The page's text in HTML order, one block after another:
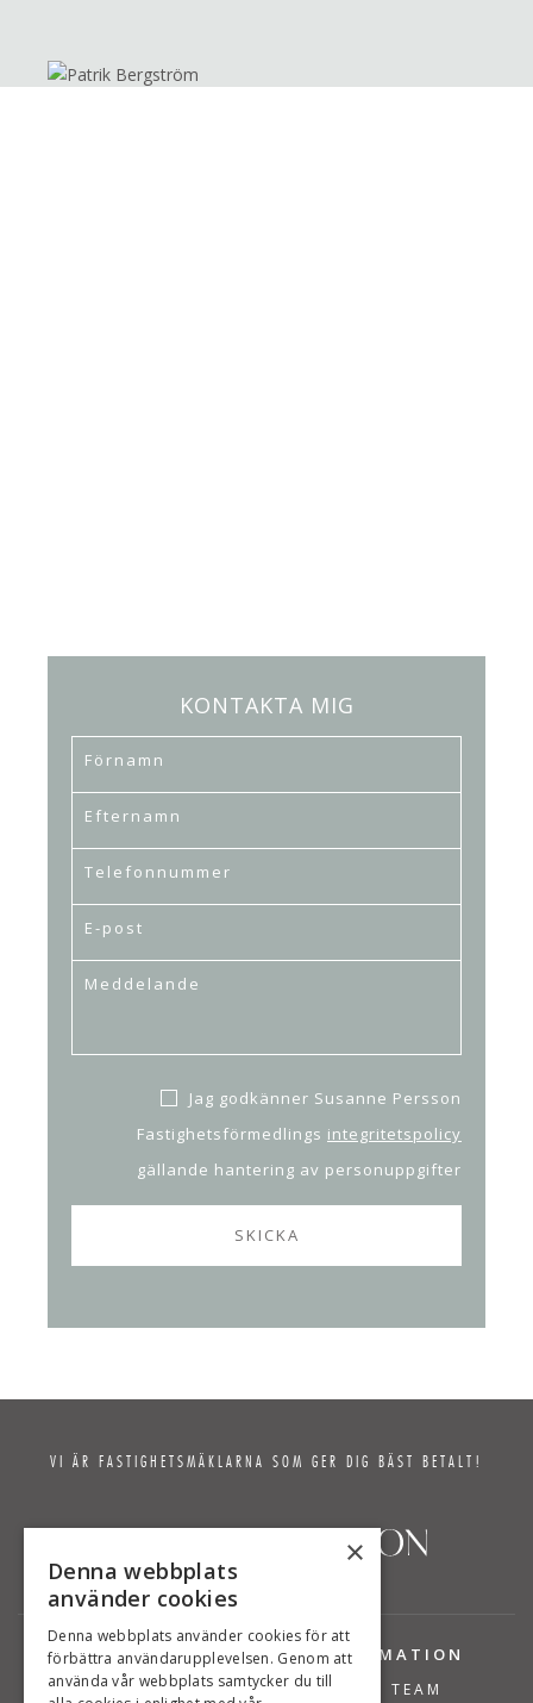
KONTAKTA MIG
Jag godkänner Susanne Persson
Fastighetsförmedlings integritetspolicy
gällande hantering av personuppgifter
VI ÄR FASTIGHETSMÄKLARNA SOM GER DIG BÄST BETALT!
TJÄNSTER
BOSTÄDER TILL SALU
INFORMATION
VÅRT TEAM
×
Denna webbplats
använder cookies
Denna webbplats använder cookies för att
förbättra användarupplevelsen. Genom att
använda vår webbplats samtycker du till